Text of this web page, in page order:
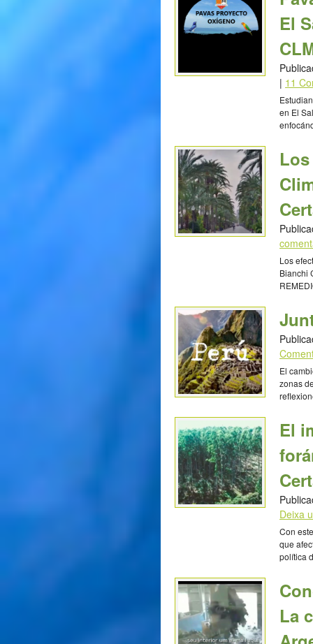
El
| 11
en El
Abigail
Los
Bianchi
El
zonas
El
Deixa
Con
que
política
La